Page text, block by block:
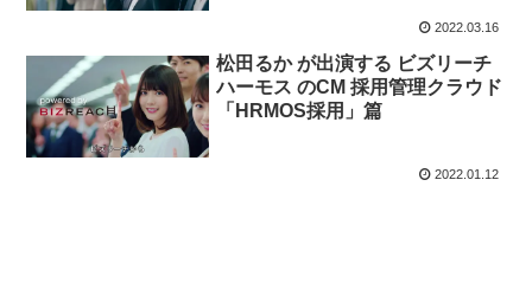
2022.03.16
松田るか が出演する ビズリーチ
ハーモス のCM 採用管理クラウド
「HRMOS採用」篇
2022.01.12